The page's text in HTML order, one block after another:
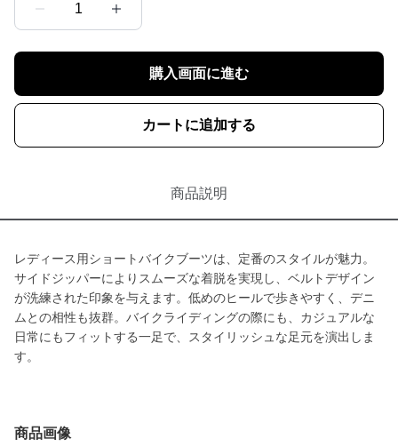
1
購入画面に進む
カートに追加する
商品説明
レディース用ショートバイクブーツは、定番のスタイルが魅力。
サイドジッパーによりスムーズな着脱を実現し、ベルトデザイン
が洗練された印象を与えます。低めのヒールで歩きやすく、デニ
ムとの相性も抜群。バイクライディングの際にも、カジュアルな
日常にもフィットする一足で、スタイリッシュな足元を演出しま
す。
商品画像